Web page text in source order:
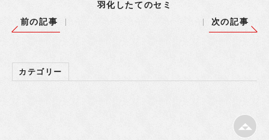
羽化したてのセミ
前の記事
次の記事
カテゴリー